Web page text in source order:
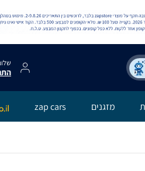
מזגנים zap cars